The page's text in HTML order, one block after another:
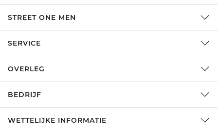
STREET ONE MEN
SERVICE
OVERLEG
BEDRIJF
WETTELIJKE INFORMATIE